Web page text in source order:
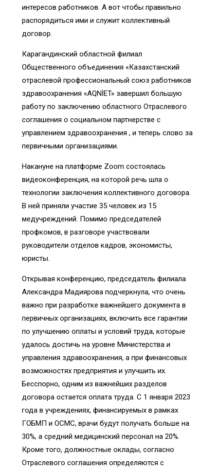
интересов работников. А вот чтобы правильно
распорядиться ими и служит коллективный
договор.
Карагандинский областной филиал
Общественного объединения «Казахстанский
отраслевой профессиональный союз работников
здравоохранения «AQNİET» завершил большую
работу по заключению областного Отраслевого
соглашения о социальном партнерстве с
управлением здравоохранения , и теперь слово за
первичными организациями.
Накануне на платформе Zoom состоялась
видеоконференция, на которой речь шла о
технологии заключения коллективного договора.
В ней приняли участие 35 человек из 15
медучреждений. Помимо председателей
профкомов, в разговоре участвовали
руководители отделов кадров, экономисты,
юристы.
Открывая конференцию, председатель филиала
Александра Мадиярова подчеркнула, что очень
важно при разработке важнейшего документа в
первичных организациях, включить все гарантии
по улучшению оплаты и условий труда, которые
удалось достичь на уровне Министерства и
управления здравоохранения, а при финансовых
возможностях предприятия и улучшить их.
Бесспорно, одним из важнейших разделов
договора остается оплата труда. С 1 января 2023
года в учреждениях, финансируемых в рамках
ГОБМП и ОСМС, врачи будут получать больше на
30%, а средний медицинский персонал на 20%.
Кроме того, должностные оклады, согласно
Отраслевого соглашения определяются с